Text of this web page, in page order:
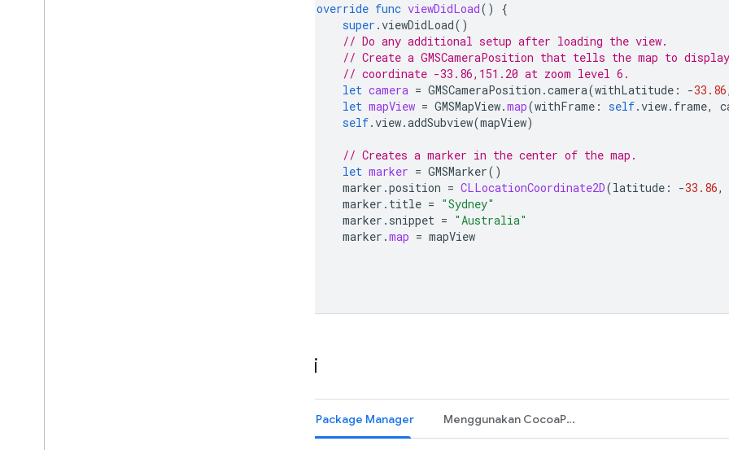
override func viewDidLoad()
{
super .viewDidLoad()
// Do any additional setup after loading the view.
// Create a GMSCameraPosition that tells the map to
// coordinate -33.86,151.20 at zoom level 6.
let camera = GMSCameraPosition .camera(withLatitude : -33.86
let mapView = GMSMapView.map(withFrame : self.view. frame,
self.view.addSubview(mapView)
// Creates a marker in the center of the map.
let marker = GMSMarker()
marker .position = CLLocationCoordinate2D(latitude : -33.86,
marker . title = "Sydney"
marker . snippet = "Australia"
marker .map = mapView
Mulai
Swift Package Manager Menggunakan CocoaPods